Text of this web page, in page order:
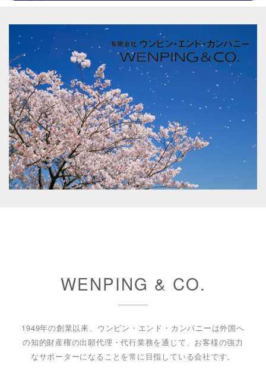
WENPING & CO.
1949年の創業以来、ウンピン・エンド・カンパニーは外国へ
の知的財産権の出願代理・代行業務を通じて、お客様の強力
なサポーターになることを常に目指している会社です。